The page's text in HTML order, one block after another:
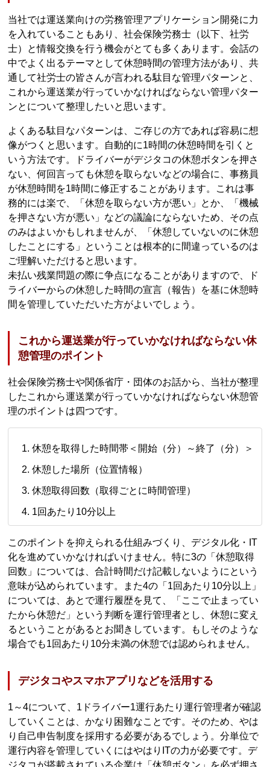
当社では運送業向けの労務管理アプリケーション開発に力
を入れていることもあり、社会保険労務士（以下、社労
士）と情報交換を行う機会がとても多くあります。会話の
中でよく出るテーマとして休憩時間の管理方法があり、共
通して社労士の皆さんが言われる駄目な管理パターンと、
これから運送業が行っていかなければならない管理パター
ンとについて整理したいと思います。
よくある駄目なパターンは、ご存じの方であれば容易に想
像がつくと思います。自動的に1時間の休憩時間を引くと
いう方法です。ドライバーがデジタコの休憩ボタンを押さ
ない、何回言っても休憩を取らないなどの場合に、事務員
が休憩時間を1時間に修正することがあります。これは事
務的には楽で、「休憩を取らない方が悪い」とか、「機械
を押さない方が悪い」などの議論にならないため、その点
のみはよいかもしれませんが、「休憩していないのに休憩
したことにする」ということは根本的に間違っているのは
ご理解いただけると思います。
未払い残業問題の際に争点になることがありますので、ド
ライバーからの休憩した時間の宣言（報告）を基に休憩時
間を管理していただいた方がよいでしょう。
これから運送業が行っていかなければならない休
憩管理のポイント
社会保険労務士や関係省庁・団体のお話から、当社が整理
したこれから運送業が行っていかなければならない休憩管
理のポイントは四つです。
休憩を取得した時間帯＜開始（分）～終了（分）＞
休憩した場所（位置情報）
休憩取得回数（取得ごとに時間管理）
1回あたり10分以上
このポイントを抑えられる仕組みづくり、デジタル化・IT
化を進めていかなければいけません。特に3の「休憩取得
回数」については、合計時間だけ記載しないようにという
意味が込められています。また4の「1回あたり10分以上」
については、あとで運行履歴を見て、「ここで止まってい
たから休憩だ」という判断を運行管理者とし、休憩に変え
るということがあるとお聞きしています。もしそのような
場合でも1回あたり10分未満の休憩では認められません。
デジタコやスマホアプリなどを活用する
1～4について、1ドライバー1運行あたり運行管理者が確認
していくことは、かなり困難なことです。そのため、やは
り自己申告制度を採用する必要があるでしょう。分単位で
運行内容を管理していくにはやはりITの力が必要です。デ
ジタコが搭載されている企業は「休憩ボタン」を必ず押さ